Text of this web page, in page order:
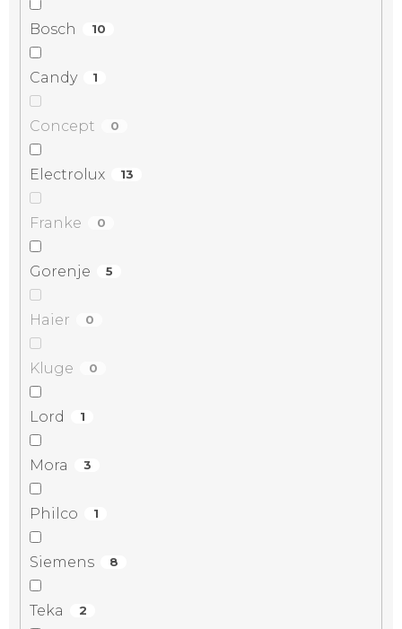
Bosch 10
Candy 1
Concept 0
Electrolux 13
Franke 0
Gorenje 5
Haier 0
Kluge 0
Lord 1
Mora 3
Philco 1
Siemens 8
Teka 2